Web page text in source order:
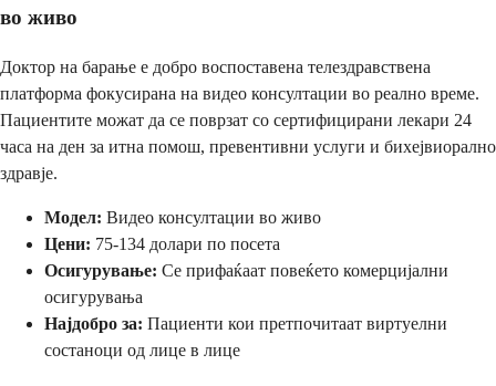
во живо
Доктор на барање е добро воспоставена телездравствена
платформа фокусирана на видео консултации во реално време.
Пациентите можат да се поврзат со сертифицирани лекари 24
часа на ден за итна помош, превентивни услуги и бихејвиорално
здравје.
Модел: Видео консултации во живо
Цени: 75-134 долари по посета
Осигурување: Се прифаќаат повеќето комерцијални
осигурувања
Најдобро за: Пациенти кои претпочитаат виртуелни
состаноци од лице в лице